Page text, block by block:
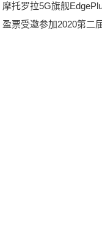
摩托罗拉5G旗舰
盈票受邀参加2020第二